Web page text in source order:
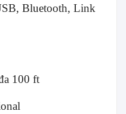
Bluetooth, Link
100 ft